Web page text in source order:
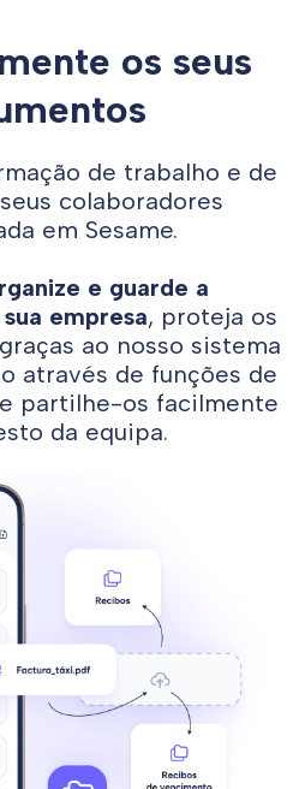
os seus
de trabalho e de
colaboradores
em Sesame.
e guarde a
empresa, proteja os
ao nosso sistema
através de funções de
partilhe-os facilmente
da equipa.